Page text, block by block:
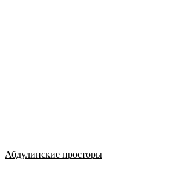
Абдулинские просторы